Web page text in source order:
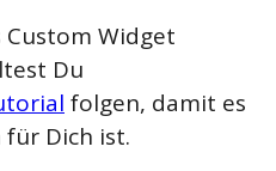
Custom Widget
Du
folgen, damit es
Dich ist.